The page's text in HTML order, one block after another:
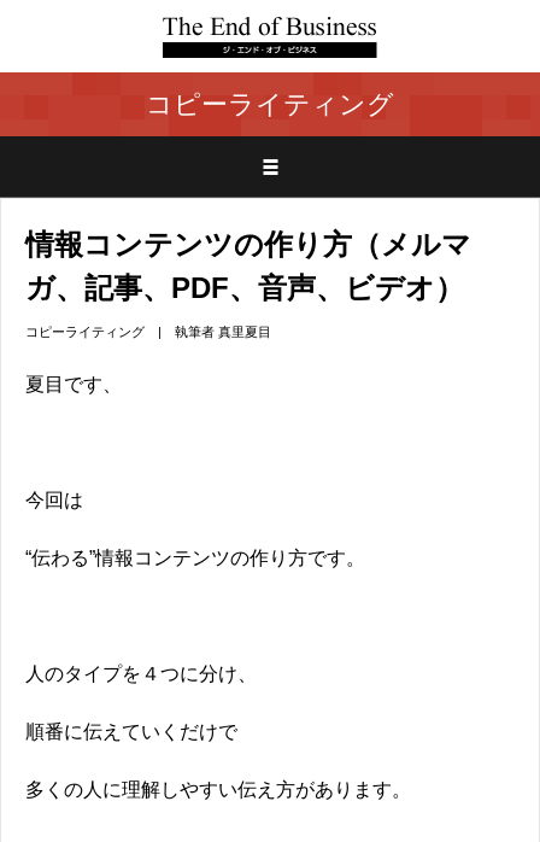
コピーライティング
情報コンテンツの作り方（メルマ
ガ、記事、PDF、音声、ビデオ）
コピーライティング | 執筆者 真里夏目
夏目です、
今回は
“伝わる”情報コンテンツの作り方です。
人のタイプを４つに分け、
順番に伝えていくだけで
多くの人に理解しやすい伝え方があります。